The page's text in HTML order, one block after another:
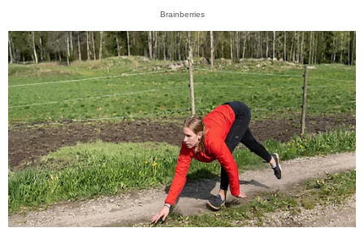
Brainberries